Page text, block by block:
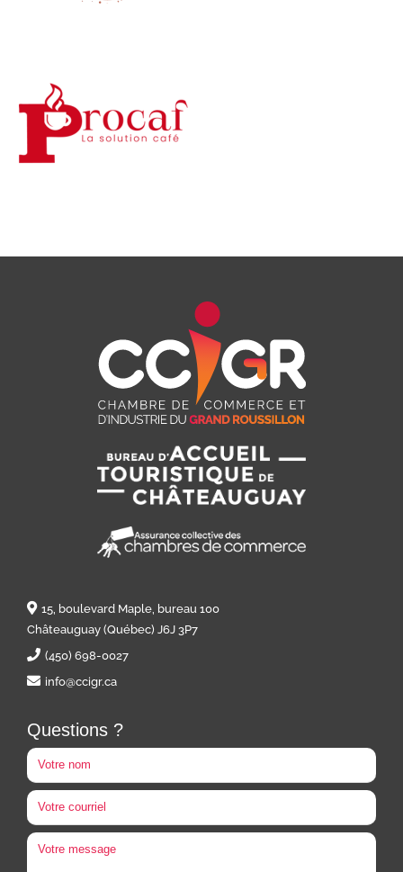
15, boulevard Maple, bureau 100
Châteauguay (Québec) J6J 3P7
(450) 698-0027
info@ccigr.ca
Questions ?